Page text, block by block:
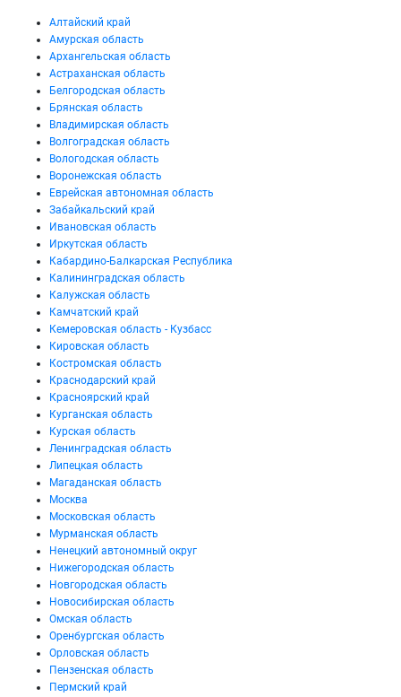
Алтайский край
Амурская область
Архангельская область
Астраханская область
Белгородская область
Брянская область
Владимирская область
Волгоградская область
Вологодская область
Воронежская область
Еврейская автономная область
Забайкальский край
Ивановская область
Иркутская область
Кабардино-Балкарская Республика
Калининградская область
Калужская область
Камчатский край
Кемеровская область - Кузбасс
Кировская область
Костромская область
Краснодарский край
Красноярский край
Курганская область
Курская область
Ленинградская область
Липецкая область
Магаданская область
Москва
Московская область
Мурманская область
Ненецкий автономный округ
Нижегородская область
Новгородская область
Новосибирская область
Омская область
Оренбургская область
Орловская область
Пензенская область
Пермский край